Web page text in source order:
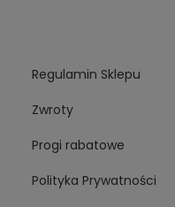
Regulamin Sklepu
Zwroty
Progi rabatowe
Polityka Prywatności